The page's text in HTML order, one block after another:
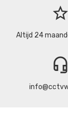
star_border
Altijd 24
headset_mic